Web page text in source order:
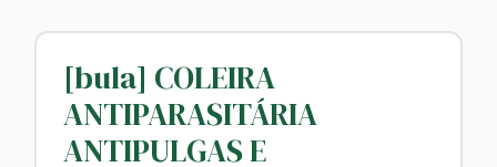
[bula] COLEIRA
ANTIPARASITÁRIA
ANTIPULGAS E